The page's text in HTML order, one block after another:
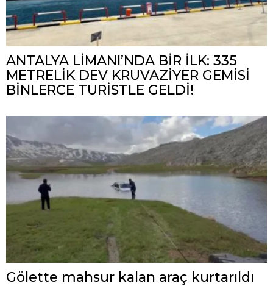
ANTALYA LİMANI’NDA BİR İLK: 335
METRELİK DEV KRUVAZİYER GEMİSİ
BİNLERCE TURİSTLE GELDİ!
Gölette mahsur kalan araç kurtarıldı